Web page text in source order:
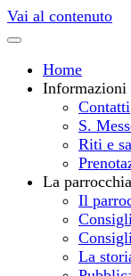
Vai al contenuto
Home
Informazioni
Contatti
S.
Riti e
La parrocchia
Il
La